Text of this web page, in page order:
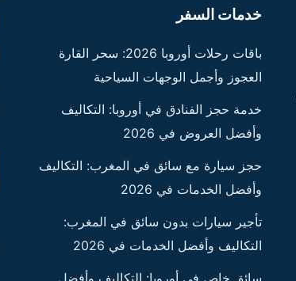
خدمات السفر
باقات رحلات أوروبا 2026: سحر القارة
العجوز وأجمل الوجهات السياحية
خدمة حجز الفنادق في أوروبا: التكاليف
وأفضل العروض في 2026
حجز سيارة مع سائق في المغرب: التكاليف
وأفضل الخدمات في 2026
تأجير سيارات بدون سائق في المغرب:
التكاليف وأفضل الخدمات في 2026